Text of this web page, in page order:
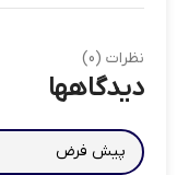
نظرات (0)
دیدگاهها